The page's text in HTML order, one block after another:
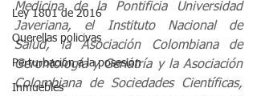
Ley 1801 de 2016
Querellas policivas
Perturbación a la posesión
Inmuebles
Medicina de la Pontificia Universidad
Javeriana, el Instituto Nacional de
Salud, la Asociación Colombiana de
Gerontología y Geriatría y la Asociación
Colombiana de Sociedades Científicas,